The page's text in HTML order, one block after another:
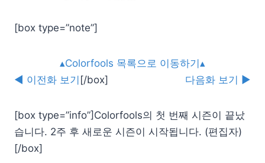
[box type=”note”]
▴Colorfools 목록으로 이동하기▴
◀ 이전화 보기
다음화 보기 ▶
[/box]
[box type=”info”]Colorfools의 첫 번째 시즌이 끝났
습니다. 2주 후 새로운 시즌이 시작됩니다. (편집자)
[/box]